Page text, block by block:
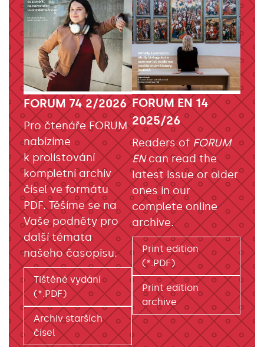
FORUM 74 2/2026
Pro čtenáře FORUM
nabízíme
k prolistování
kompletní archiv
čísel ve formátu
PDF. Těšíme se na
Vaše podněty pro
další témata
našeho časopisu.
Tištěné vydání
(*.PDF)
Archiv starších
čísel
FORUM EN 14
2025/26
Readers of FORUM
ENcan read the
latest issue or older
ones in our
complete online
archive.
Print edition
(*.PDF)
Print edition
archive